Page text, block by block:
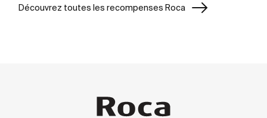
Découvrez toutes les recompenses Roca